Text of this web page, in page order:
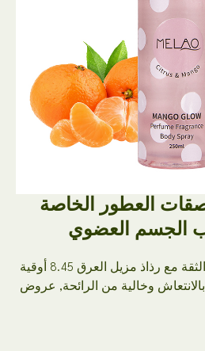
العطور الخاصة
الجسم العضوي
تجربة نضارة طوال اليوم والثقة مع رذاذ مزيل العرق 8.45 أوقية
وخالية من الرائحة, عروض